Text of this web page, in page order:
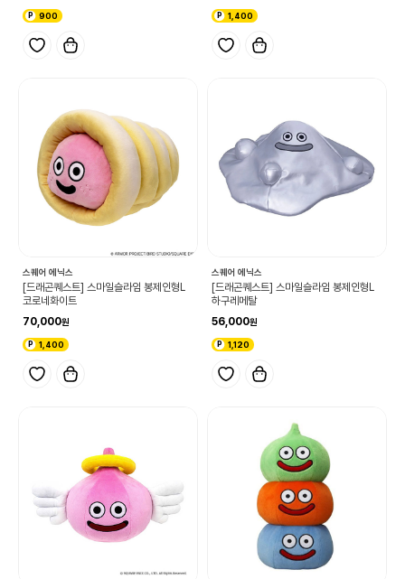
900 1,400
스퀘어 에닉스
[드래곤퀘스트] 스마일슬라임 봉제인형L
코로네화이트
70,000
1,400
스퀘어 에닉스
[드래곤퀘스트] 스마일슬라임 봉제인형L
하구레메탈
56,000
1,120